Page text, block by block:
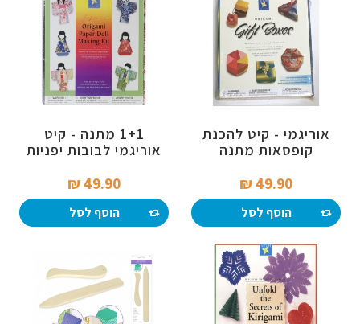
אוריגמי - קיט להכנת
קופסאות מתנה
49.90 ₪‎
הוסף לסל
1+1 מתנה - קיט
אוריגמי לבובות יפניות
49.90 ₪‎
הוסף לסל